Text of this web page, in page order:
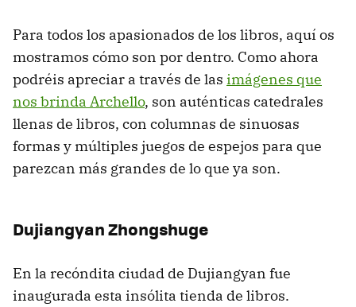
Para todos los apasionados de los libros, aquí os
mostramos cómo son por dentro. Como ahora
podréis apreciar a través de las imágenes que
nos brinda Archello, son auténticas catedrales
llenas de libros, con columnas de sinuosas
formas y múltiples juegos de espejos para que
parezcan más grandes de lo que ya son.
Dujiangyan Zhongshuge
En la recóndita ciudad de Dujiangyan fue
inaugurada esta insólita tienda de libros.